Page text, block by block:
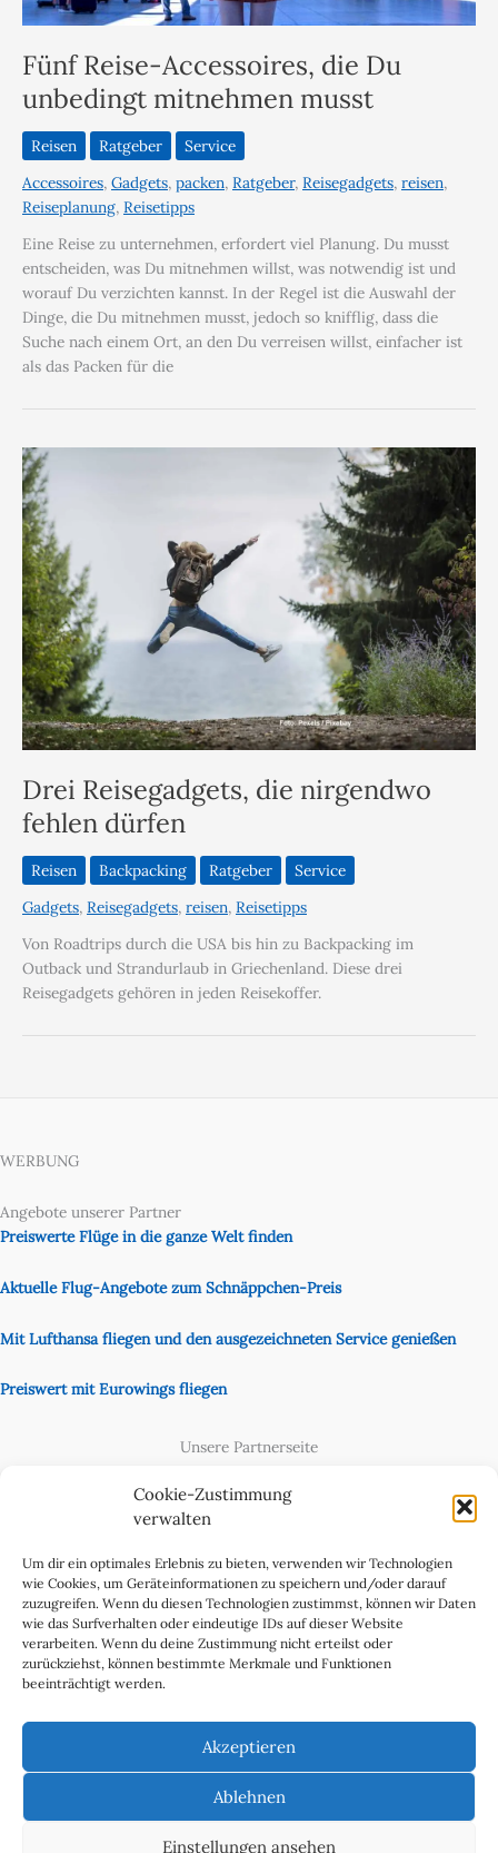
Cookie-Zustimmung
verwalten
Um dir ein optimales Erlebnis zu bieten, verwenden wir Technologien
wie Cookies, um Geräteinformationen zu speichern und/oder darauf
zuzugreifen. Wenn du diesen Technologien zustimmst, können wir Daten
wie das Surfverhalten oder eindeutige IDs auf dieser Website
verarbeiten. Wenn du deine Zustimmung nicht erteilst oder
zurückziehst, können bestimmte Merkmale und Funktionen
beeinträchtigt werden.
Akzeptieren
Ablehnen
Einstellungen ansehen
Fünf Reise-Accessoires, die Du
unbedingt mitnehmen musst
Reisen Ratgeber
Service
Accessoires, Gadgets, packen, Ratgeber, Reisegadgets, reisen,
Reiseplanung, Reisetipps
Eine Reise zu unternehmen, erfordert viel Planung. Du musst
entscheiden, was Du mitnehmen willst, was notwendig ist und
worauf Du verzichten kannst. In der Regel ist die Auswahl der
Dinge, die Du mitnehmen musst, jedoch so knifflig, dass die
Suche nach einem Ort, an den Du verreisen willst, einfacher ist
als das Packen für die
Drei Reisegadgets, die nirgendwo
fehlen dürfen
Reisen Backpacking Ratgeber
Service
Gadgets, Reisegadgets, reisen, Reisetipps
Von Roadtrips durch die USA bis hin zu Backpacking im
Outback und Strandurlaub in Griechenland. Diese drei
Reisegadgets gehören in jeden Reisekoffer.
WERBUNG
Angebote unserer Partner
Preiswerte Flüge in die ganze Welt finden
Aktuelle Flug-Angebote zum Schnäppchen-Preis
Mit Lufthansa fliegen und den ausgezeichneten Service genießen
Preiswert mit Eurowings fliegen
Unsere Partnerseite
Cookie-Richtlinie (EU)
Datenschutzerklärung
Impressum & Kontakt
Über uns
Werben Sie in WeltReisender Magazin